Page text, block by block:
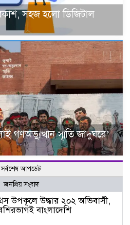
সহজ হলো ডিজিটাল
গণঅভ্যুত্থান স্মৃতি জাদুঘরে’
সর্বশেষ আপডেট
জনপ্রিয় সংবাদ
উপকূলে উদ্ধার ২০২ অভিবাসী,
বাংলাদেশি